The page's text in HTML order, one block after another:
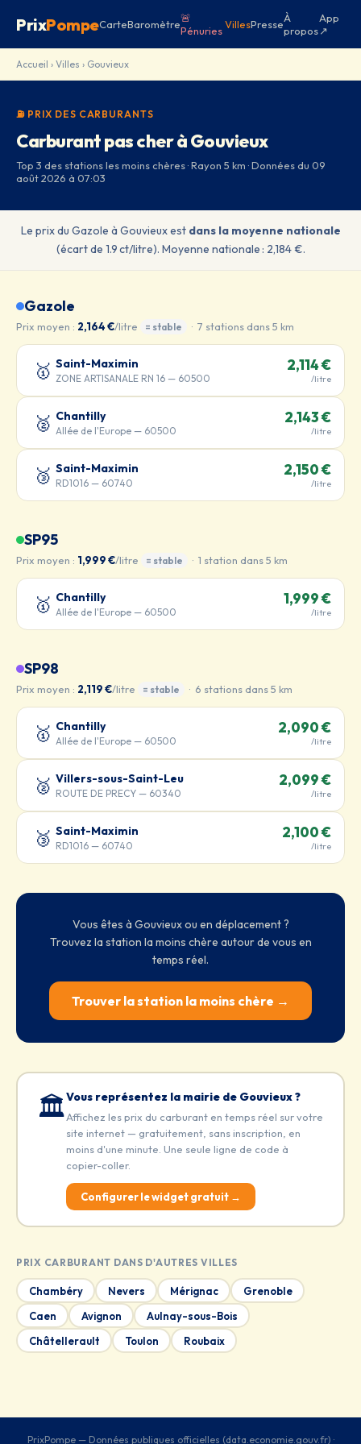
PrixPompeCarteBaromètre🚨
Pénuries VillesPresseÀ
propos
App
↗
Accueil › Villes › Gouvieux
⛽ PRIX DES CARBURANTS
Carburant pas cher à Gouvieux
Top 3 des stations les moins chères · Rayon 5 km · Données du 09
août 2026 à 07:03
Le prix du Gazole à Gouvieux est dans la moyenne nationale
(écart de 1.9 ct/litre). Moyenne nationale : 2,184 €.
Gazole
Prix moyen : 2,164 €/litre = stable · 7 stations dans 5 km
🥇 Saint-Maximin
ZONE ARTISANALE RN 16 — 60500
2,114 €
/litre
🥈 Chantilly
Allée de l'Europe — 60500
2,143 €
/litre
🥉 Saint-Maximin
RD1016 — 60740
2,150 €
/litre
SP95
Prix moyen : 1,999 €/litre = stable · 1 station dans 5 km
🥇 Chantilly
Allée de l'Europe — 60500
1,999 €
/litre
SP98
Prix moyen : 2,119 €/litre = stable · 6 stations dans 5 km
🥇 Chantilly
Allée de l'Europe — 60500
2,090 €
/litre
🥈 Villers-sous-Saint-Leu
ROUTE DE PRECY — 60340
2,099 €
/litre
🥉 Saint-Maximin
RD1016 — 60740
2,100 €
/litre
Vous êtes à Gouvieux ou en déplacement ?
Trouvez la station la moins chère autour de vous en
temps réel.
Trouver la station la moins chère →
🏛️Vous représentez la mairie de Gouvieux ?
Affichez les prix du carburant en temps réel sur votre
site internet — gratuitement, sans inscription, en
moins d'une minute. Une seule ligne de code à
copier-coller.
Configurer le widget gratuit →
PRIX CARBURANT DANS D'AUTRES VILLES
Chambéry Nevers Mérignac
Grenoble
Caen
Avignon
Aulnay-sous-Bois
Châtellerault
Toulon Roubaix
PrixPompe — Données publiques officielles (data.economie.gouv.fr) ·